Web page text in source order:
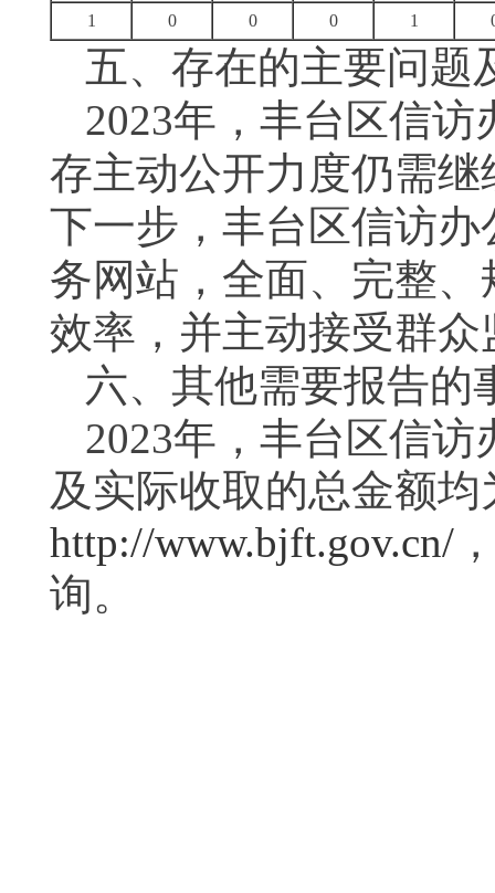
1
0 0 0 1
五、存在的主要问题
2023年，丰台区信
存主动公开力度仍需
下一步，丰台区信访
务网站，全面、完整
效率，并主动接受群众
六、其他需要报告的
2023年，丰台区信
及实际收取的总金额
http://www.bjft.gov.cn/
询。